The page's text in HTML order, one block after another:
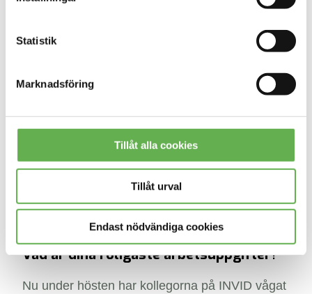
Statistik
Marknadsföring
Tillåt alla cookies
Tillåt urval
Endast nödvändiga cookies
Vad är dina roligaste arbetsuppgifter?
Nu under hösten har kollegorna på INVID vågat